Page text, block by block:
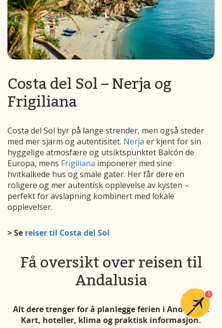
Costa del Sol – Nerja og
Frigiliana
Costa del Sol byr på lange strender, men også steder
med mer sjarm og autentisitet. Nerja er kjent for sin
hyggelige atmosfære og utsiktspunktet Balcón de
Europa, mens Frigiliana imponerer med sine
hvitkalkede hus og smale gater. Her får dere en
roligere og mer autentisk opplevelse av kysten –
perfekt for avslapning kombinert med lokale
opplevelser.
> Se reiser til Costa del Sol
Få oversikt over reisen til
Andalusia
Alt dere trenger for å planlegge ferien i Andalusia:
Kart, hoteller, klima og praktisk informasjon.
1